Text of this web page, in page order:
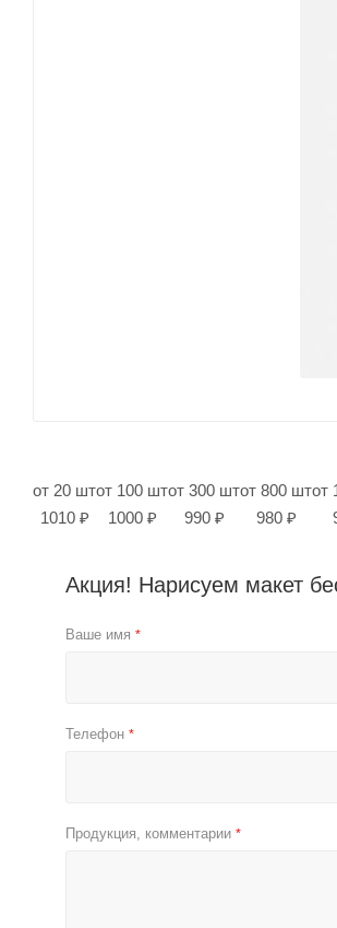
от 20 шт
1010 ₽
от 100 шт
1000 ₽
от 300 шт
990 ₽
от 800 шт
980 ₽
от
Акция! Нарисуем макет
Ваше имя *
Телефон *
Продукция, комментарии *